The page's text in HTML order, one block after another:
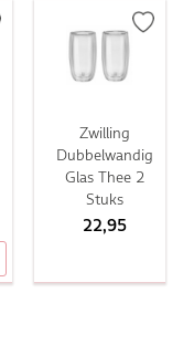
Zwilling
Dubbelwandig
Glas Thee 2
Stuks
22,95